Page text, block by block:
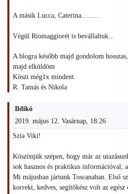
A másik Lucca, Caterina.........
Végül Riomaggiorét is bevállaltuk...
A blogra később majd gondolom
majd elküldöm
Köszi még1x mindent.
R. Tamás és Nikola
Ildikó
2019. május 12. Vasárnap, 18:26
Szia Viki!
Köszönjük szépen, hogy már az
sok hasznos és praktikus információval,
Mi májusban jártunk Toscanaban. Első
korrekt, kedves, segítőkész volt az